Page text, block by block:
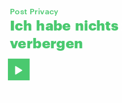
Post Privacy
Ich habe nichts
verbergen